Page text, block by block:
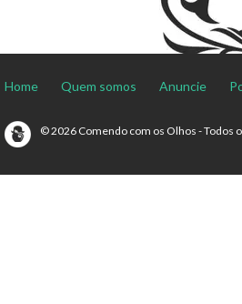
Home Quem somos Anuncie
© 2026 Comendo com os Olhos - Todos